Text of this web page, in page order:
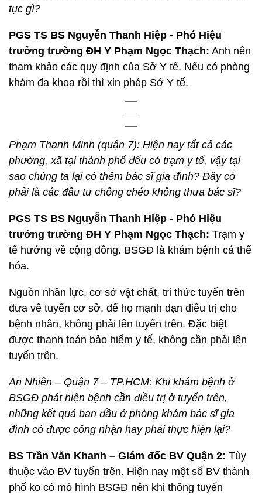
tục gì?
PGS TS BS Nguyễn Thanh Hiệp - Phó Hiệu
trưởng trường ĐH Y Phạm Ngọc Thạch: Anh nên
tham khảo các quy định của Sở Y tế. Nếu có phòng
khám đa khoa rồi thì xin phép Sở Y tế.
Phạm Thanh Minh (quận 7): Hiện nay tất cả các
phường, xã tại thành phố đếu có trạm y tế, vậy tại
sao chúng ta lại có thêm bác sĩ gia đình? Đây có
phải là các đầu tư chồng chéo không thưa bác sĩ?
PGS TS BS Nguyễn Thanh Hiệp - Phó Hiệu
trưởng trường ĐH Y Phạm Ngọc Thạch: Trạm y
tế hướng về cộng đồng. BSGĐ là khám bệnh cá thể
hóa.
Nguồn nhân lực, cơ sở vật chất, tri thức tuyến trên
đưa về tuyến cơ sở, để họ mạnh dạn điều trị cho
bệnh nhân, không phải lên tuyến trên. Đặc biệt
được thanh toán bảo hiểm y tế, không cần phải lên
tuyến trên.
An Nhiên – Quận 7 – TP.HCM: Khi khám bệnh ở
BSGĐ phát hiện bệnh cần điều trị ở tuyến trên,
những kết quả ban đầu ở phòng khám bác sĩ gia
đình có được công nhận hay phải thực hiện lại?
BS Trần Văn Khanh – Giám đốc BV Quận 2: Tùy
thuộc vào BV tuyến trên. Hiện nay một số BV thành
phố ko có mô hình BSGĐ nên khi thông tuyến